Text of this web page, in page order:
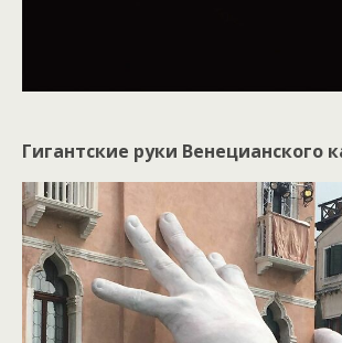
Гигантские руки Венецианского